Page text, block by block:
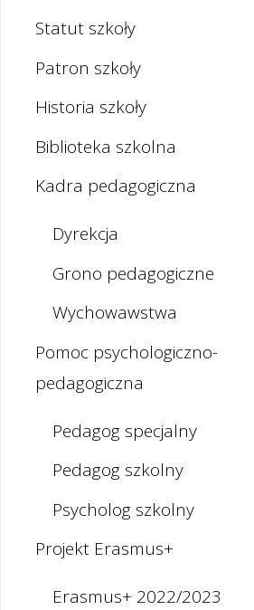
Statut szkoły
Patron szkoły
Historia szkoły
Biblioteka szkolna
Kadra pedagogiczna
Dyrekcja
Grono pedagogiczne
Wychowawstwa
Pomoc psychologiczno-
pedagogiczna
Pedagog specjalny
Pedagog szkolny
Psycholog szkolny
Projekt Erasmus+
Erasmus+ 2022/2023